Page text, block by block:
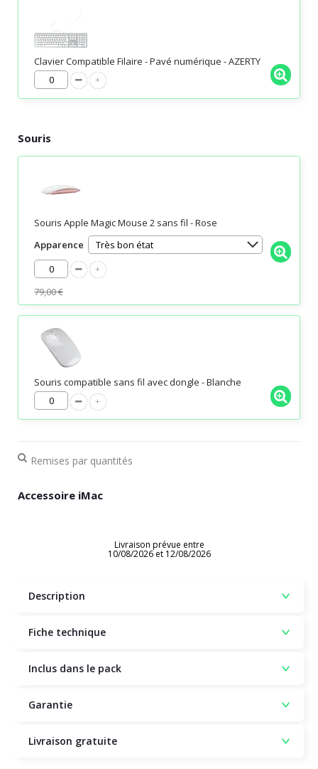
Clavier Compatible Filaire - Pavé numérique - AZERTY
Souris
Souris Apple Magic Mouse 2 sans fil - Rose
Apparence
79,00 €
Souris compatible sans fil avec dongle - Blanche
Remises par quantités
Accessoire iMac
Livraison prévue entre
10/08/2026 et 12/08/2026
Description
Fiche technique
Inclus dans le pack
Garantie
Livraison gratuite